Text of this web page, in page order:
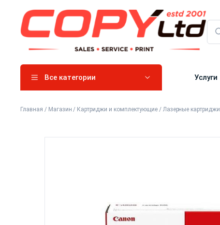
Все категории Услуги
Главная / Магазин / Картриджи и комплектующие/ Лазерные картриджи